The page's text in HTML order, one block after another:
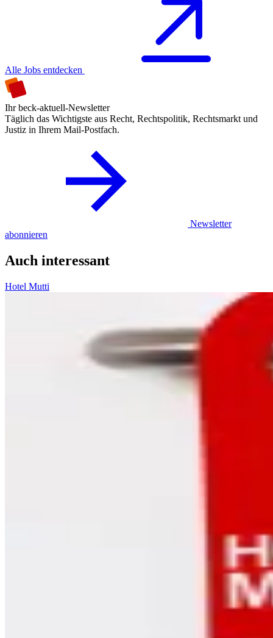
Alle Jobs entdecken
Ihr beck-aktuell-Newsletter
Täglich das Wichtigste aus Recht, Rechtspolitik, Rechtsmarkt und
Justiz in Ihrem Mail-Postfach.
Newsletter
abonnieren
Auch interessant
Hotel Mutti